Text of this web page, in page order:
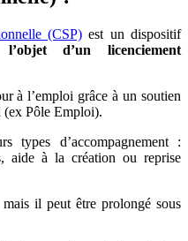
(CSP)est un dispositif
d’un licenciement
à l’emploi grâce à un soutien
(ex Pôle Emploi).
types d’accompagnement :
aide à la création ou reprise
il peut être prolongé sous